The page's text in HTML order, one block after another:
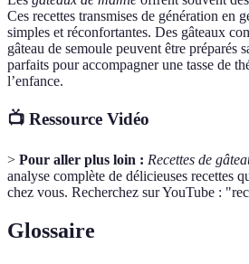
Ces recettes transmises de génération en
simples et réconfortantes. Des gâteaux
gâteau de semoule peuvent être préparés
parfaits pour accompagner une tasse de
l’enfance.
📺 Ressource Vidéo
> Pour aller plus loin : Recettes de
analyse complète de délicieuses recettes
chez vous. Recherchez sur YouTube :
Glossaire